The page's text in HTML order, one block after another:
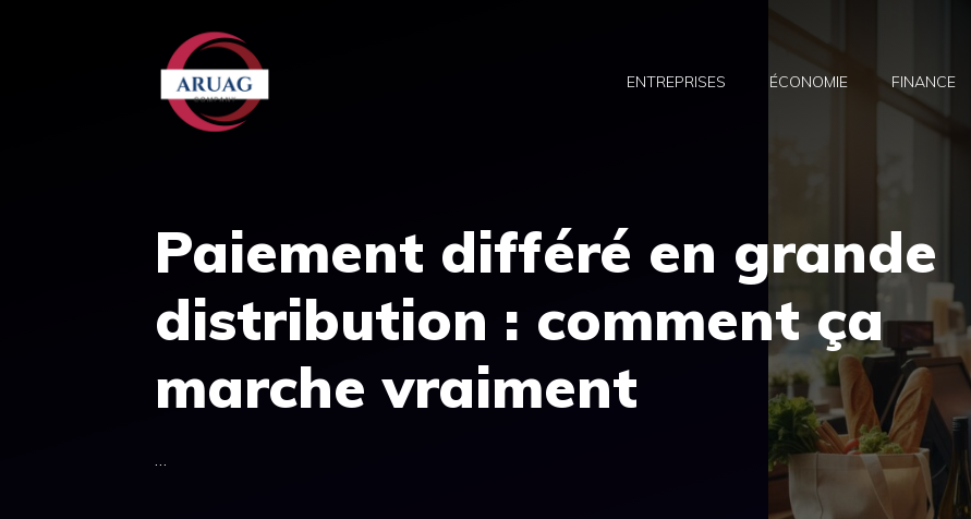
ENTREPRISES ÉCONOMIE FINANCE
Paiement différé en grande
distribution : comment ça
marche vraiment
…